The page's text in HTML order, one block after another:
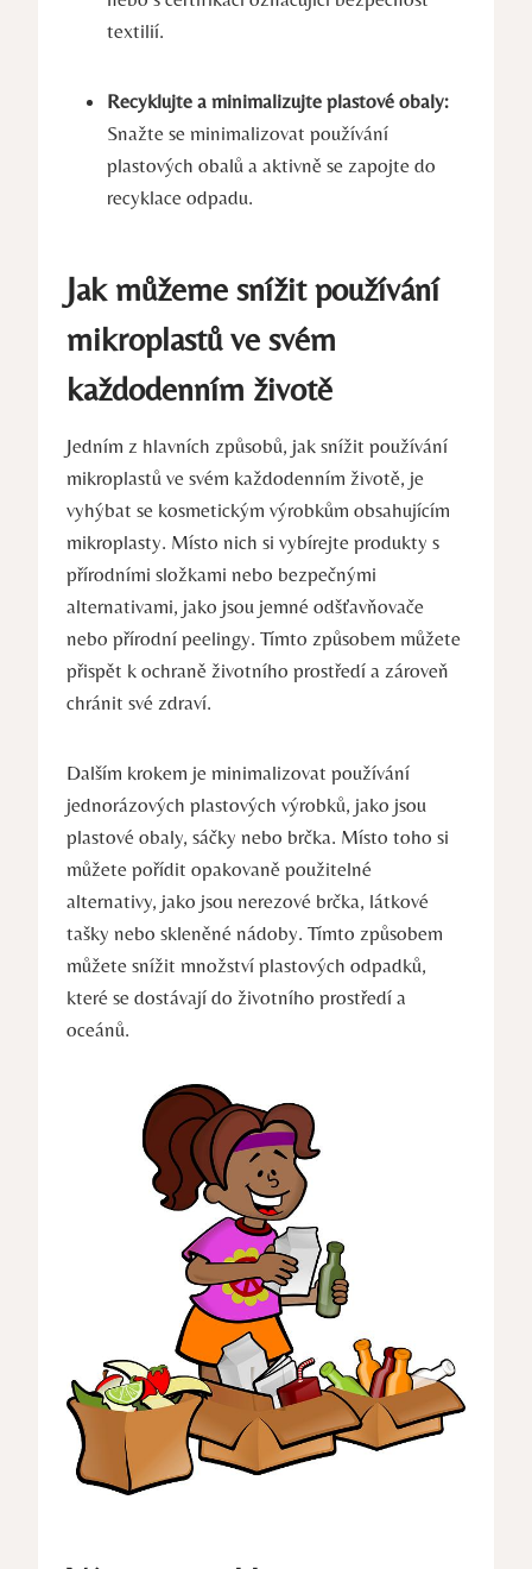
textilií.
Recyklujte a minimalizujte plastové obaly:
Snažte se minimalizovat používání
plastových obalů a aktivně se zapojte do
recyklace odpadu.
Jak můžeme snížit používání
mikroplastů ve svém
každodenním životě
Jedním z hlavních způsobů, jak snížit používání
mikroplastů ve svém každodenním životě, je
vyhýbat se kosmetickým výrobkům obsahujícím
mikroplasty. Místo nich si vybírejte produkty s
přírodními složkami nebo bezpečnými
alternativami, jako jsou jemné odšťavňovače
nebo přírodní peelingy. Tímto způsobem můžete
přispět k ochraně životního prostředí a zároveň
chránit své zdraví.
Dalším krokem je minimalizovat používání
jednorázových plastových výrobků, jako jsou
plastové obaly, sáčky nebo brčka. Místo toho si
můžete pořídit opakovaně použitelné
alternativy, jako jsou nerezové brčka, látkové
tašky nebo skleněné nádoby. Tímto způsobem
můžete snížit množství plastových odpadků,
které se dostávají do životního prostředí a
oceánů.